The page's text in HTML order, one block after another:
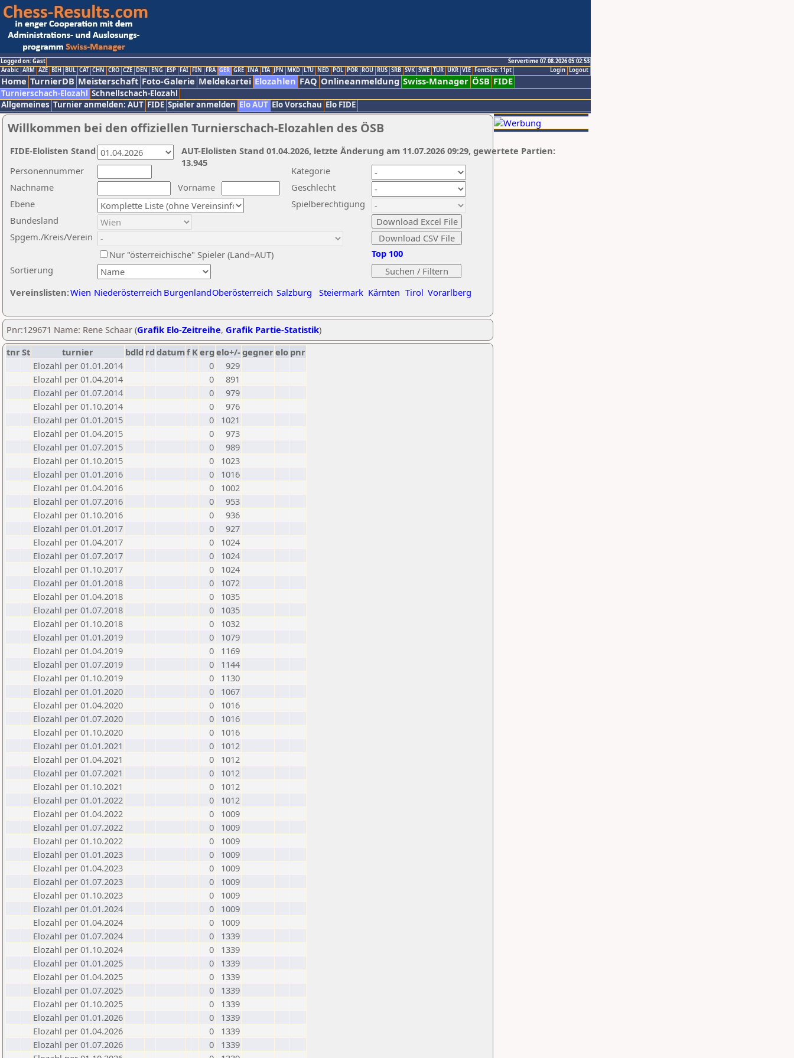
Logged on: Gast
Servertime 07.08.2026 05:02:53
Logout
Login
Arabic ARM AZE BIH BUL CAT CHN CRO CZE DEN ENG ESP FAI FIN FRA GER GRE INA ITA JPN MKD LTU NED POL POR ROU RUS SRB SVK SWE TUR UKR VIE FontSize:11pt
Home TurnierDB Meisterschaft Foto-Galerie Meldekartei Elozahlen FAQ Onlineanmeldung Swiss-Manager ÖSB FIDE
Turnierschach-Elozahl Schnellschach-Elozahl
Allgemeines Turnier anmelden: AUT FIDE Spieler anmelden Elo AUT Elo Vorschau Elo FIDE
Willkommen bei den offiziellen Turnierschach-Elozahlen des ÖSB
Nachname
Vorname
Ebene
Kategorie
Sortierung
Personennummer
Bundesland
Spgem./Kreis/Verein
Geschlecht
Nur "österreichische" Spieler (Land=AUT)
Spielberechtigung
Vereinslisten:Wien Niederösterreich BurgenlandOberösterreich Salzburg Steiermark Kärnten Tirol Vorarlberg
Top 100
AUT-Elolisten Stand 01.04.2026, letzte Änderung am 11.07.2026 09:29, gewertete Partien:
13.945
FIDE-Elolisten Stand
Pnr:129671 Name: Rene Schaar (Grafik Elo-Zeitreihe, Grafik Partie-Statistik)
tnrSt turnier bdld rd datumf Kerg elo+/-gegnerelo pnr
Elozahl per 01.01.2014
0
929
Elozahl per 01.04.2014
0
891
Elozahl per 01.07.2014
0
979
Elozahl per 01.10.2014
0
976
Elozahl per 01.01.2015
0
1021
Elozahl per 01.04.2015
0
973
Elozahl per 01.07.2015
0
989
Elozahl per 01.10.2015
0
1023
Elozahl per 01.01.2016
0
1016
Elozahl per 01.04.2016
0
1002
Elozahl per 01.07.2016
0
953
Elozahl per 01.10.2016
0
936
Elozahl per 01.01.2017
0
927
Elozahl per 01.04.2017
0
1024
Elozahl per 01.07.2017
0
1024
Elozahl per 01.10.2017
0
1024
Elozahl per 01.01.2018
0
1072
Elozahl per 01.04.2018
0
1035
Elozahl per 01.07.2018
0
1035
Elozahl per 01.10.2018
0
1032
Elozahl per 01.01.2019
0
1079
Elozahl per 01.04.2019
0
1169
Elozahl per 01.07.2019
0
1144
Elozahl per 01.10.2019
0
1130
Elozahl per 01.01.2020
0
1067
Elozahl per 01.04.2020
0
1016
Elozahl per 01.07.2020
0
1016
Elozahl per 01.10.2020
0
1016
Elozahl per 01.01.2021
0
1012
Elozahl per 01.04.2021
0
1012
Elozahl per 01.07.2021
0
1012
Elozahl per 01.10.2021
0
1012
Elozahl per 01.01.2022
0
1012
Elozahl per 01.04.2022
0
1009
Elozahl per 01.07.2022
0
1009
Elozahl per 01.10.2022
0
1009
Elozahl per 01.01.2023
0
1009
Elozahl per 01.04.2023
0
1009
Elozahl per 01.07.2023
0
1009
Elozahl per 01.10.2023
0
1009
Elozahl per 01.01.2024
0
1009
Elozahl per 01.04.2024
0
1009
Elozahl per 01.07.2024
0
1339
Elozahl per 01.10.2024
0
1339
Elozahl per 01.01.2025
0
1339
Elozahl per 01.04.2025
0
1339
Elozahl per 01.07.2025
0
1339
Elozahl per 01.10.2025
0
1339
Elozahl per 01.01.2026
0
1339
Elozahl per 01.04.2026
0
1339
Elozahl per 01.07.2026
0
1339